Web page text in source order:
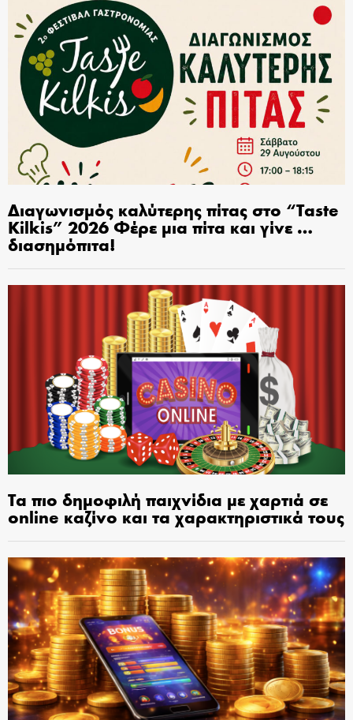
Διαγωνισμός καλύτερης πίτας στο “Taste
Kilkis” 2026 Φέρε μια πίτα και γίνε …
διασημόπιτα!
Τα πιο δημοφιλή παιχνίδια με χαρτιά σε
online καζίνο και τα χαρακτηριστικά τους